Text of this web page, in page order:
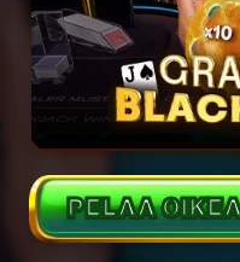
PELAA